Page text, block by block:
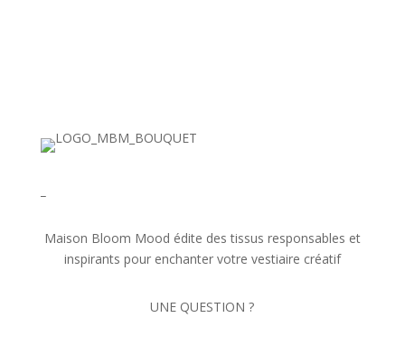
Maison Bloom Mood édite des tissus responsables et
inspirants pour enchanter votre vestiaire créatif
UNE QUESTION ?